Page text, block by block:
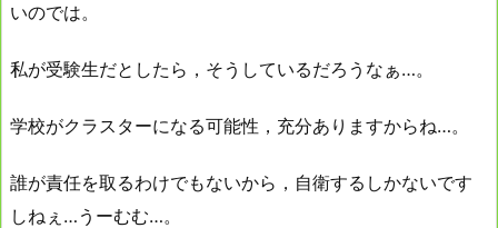
いのでは。
私が受験生だとしたら，そうしているだろうなぁ…。
学校がクラスターになる可能性，充分ありますからね…。
誰が責任を取るわけでもないから，自衛するしかないです
しねぇ…うーむむ…。